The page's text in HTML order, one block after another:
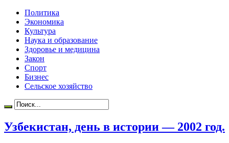
Политика
Экономика
Культура
Наука и образование
Здоровье и медицина
Закон
Спорт
Бизнес
Сельское хозяйство
Узбекистан, день в истории — 2002 год.